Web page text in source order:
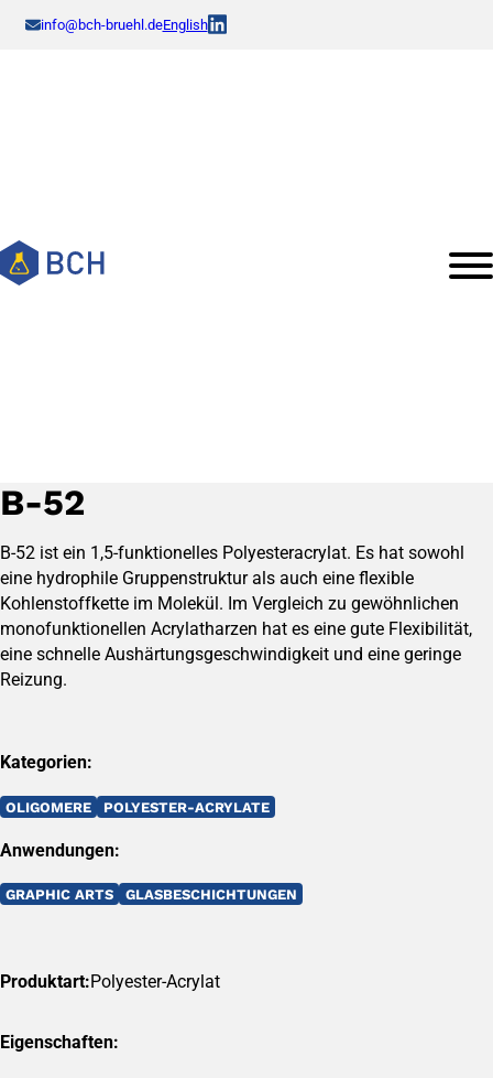
info@bch-bruehl.deEnglish
B-52
B-52 ist ein 1,5-funktionelles Polyesteracrylat. Es hat sowohl
eine hydrophile Gruppenstruktur als auch eine flexible
Kohlenstoffkette im Molekül. Im Vergleich zu gewöhnlichen
monofunktionellen Acrylatharzen hat es eine gute Flexibilität,
eine schnelle Aushärtungsgeschwindigkeit und eine geringe
Reizung.
Kategorien:
OLIGOMERE POLYESTER-ACRYLATE
Anwendungen:
GRAPHIC ARTS GLASBESCHICHTUNGEN
Produktart:Polyester-Acrylat
Eigenschaften: